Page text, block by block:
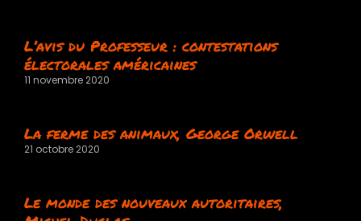
L’avis du Professeur : contestations
électorales américaines
11 novembre 2020
La ferme des animaux, George Orwell
21 octobre 2020
Le monde des nouveaux autoritaires,